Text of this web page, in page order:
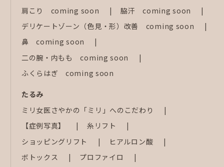
肩こり coming soon
脇汗 coming soon
デリケートゾーン（色見・形）改善 coming soon
鼻 coming soon
二の腕・内もも coming soon
ふくらはぎ coming soon
たるみ
ミリ女医さやかの「ミリ」へのこだわり
【症例写真】
糸リフト
ショッピングリフト
ヒアルロン酸
ボトックス
プロファイロ